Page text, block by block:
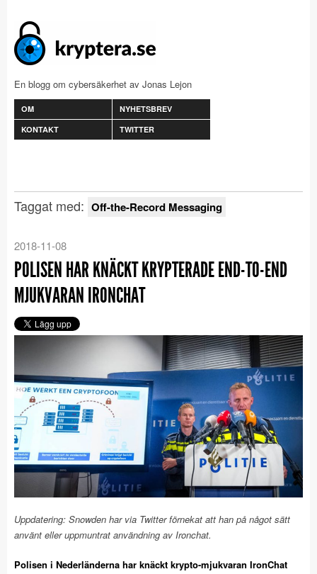
En blogg om cybersäkerhet av Jonas Lejon
OM
NYHETSBREV
KONTAKT
TWITTER
Taggat med: Off-the-Record Messaging
2018-11-08
POLISEN HAR KNÄCKT KRYPTERADE END-TO-END
MJUKVARAN IRONCHAT
Uppdatering: Snowden har via Twitter förnekat att han på något sätt
använt eller uppmuntrat användning av Ironchat.
Polisen i Nederländerna har knäckt krypto-mjukvaran IronChat